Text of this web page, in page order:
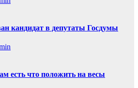
кандидат в депутаты Госдумы
есть что положить на весы